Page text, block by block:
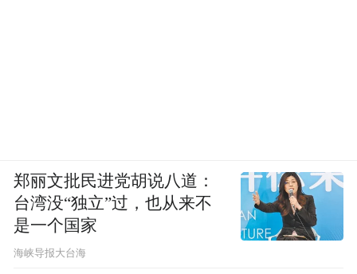
郑丽文批民进党胡说八道：
台湾没“独立”过，也从来不
是一个国家
​海峡导报大台海